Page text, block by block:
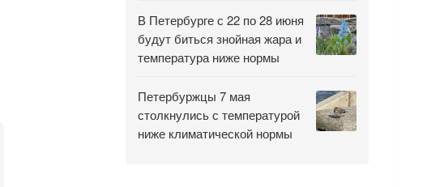
В Петербурге с 22 по 28 июня
будут биться знойная жара и
температура ниже нормы
Петербуржцы 7 мая
столкнулись с температурой
ниже климатической нормы